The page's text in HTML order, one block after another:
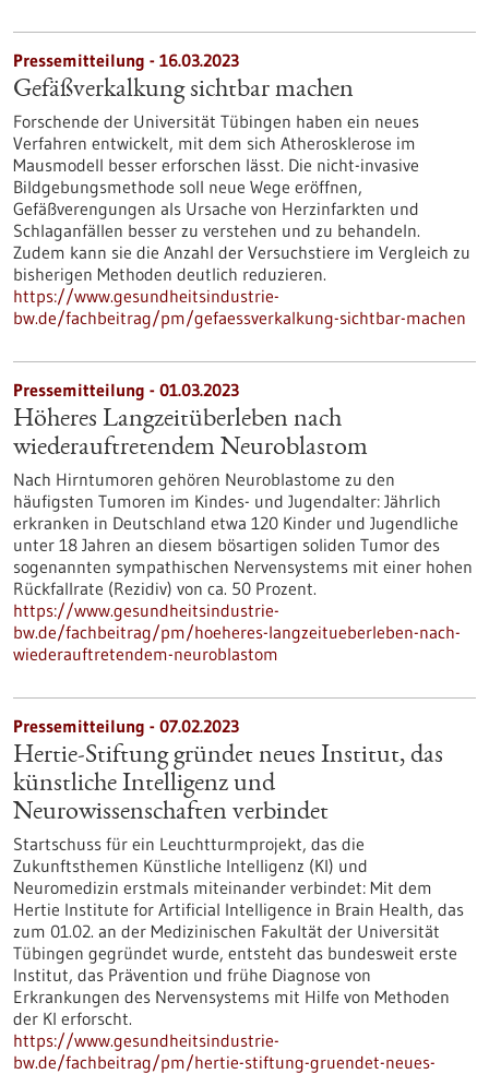
Pressemitteilung - 16.03.2023
Gefäßverkalkung sichtbar machen
Forschende der Universität Tübingen haben ein neues
Verfahren entwickelt, mit dem sich Atherosklerose im
Mausmodell besser erforschen lässt. Die nicht-invasive
Bildgebungsmethode soll neue Wege eröffnen,
Gefäßverengungen als Ursache von Herzinfarkten und
Schlaganfällen besser zu verstehen und zu behandeln.
Zudem kann sie die Anzahl der Versuchstiere im Vergleich zu
bisherigen Methoden deutlich reduzieren.
https://www.gesundheitsindustrie-
bw.de/fachbeitrag/pm/gefaessverkalkung-sichtbar-machen
Pressemitteilung - 01.03.2023
Höheres Langzeitüberleben nach
wiederauftretendem Neuroblastom
Nach Hirntumoren gehören Neuroblastome zu den
häufigsten Tumoren im Kindes- und Jugendalter: Jährlich
erkranken in Deutschland etwa 120 Kinder und Jugendliche
unter 18 Jahren an diesem bösartigen soliden Tumor des
sogenannten sympathischen Nervensystems mit einer hohen
Rückfallrate (Rezidiv) von ca. 50 Prozent.
https://www.gesundheitsindustrie-
bw.de/fachbeitrag/pm/hoeheres-langzeitueberleben-nach-
wiederauftretendem-neuroblastom
Pressemitteilung - 07.02.2023
Hertie-Stiftung gründet neues Institut, das
künstliche Intelligenz und
Neurowissenschaften verbindet
Startschuss für ein Leuchtturmprojekt, das die
Zukunftsthemen Künstliche Intelligenz (KI) und
Neuromedizin erstmals miteinander verbindet: Mit dem
Hertie Institute for Artificial Intelligence in Brain Health, das
zum 01.02. an der Medizinischen Fakultät der Universität
Tübingen gegründet wurde, entsteht das bundesweit erste
Institut, das Prävention und frühe Diagnose von
Erkrankungen des Nervensystems mit Hilfe von Methoden
der KI erforscht.
https://www.gesundheitsindustrie-
bw.de/fachbeitrag/pm/hertie-stiftung-gruendet-neues-